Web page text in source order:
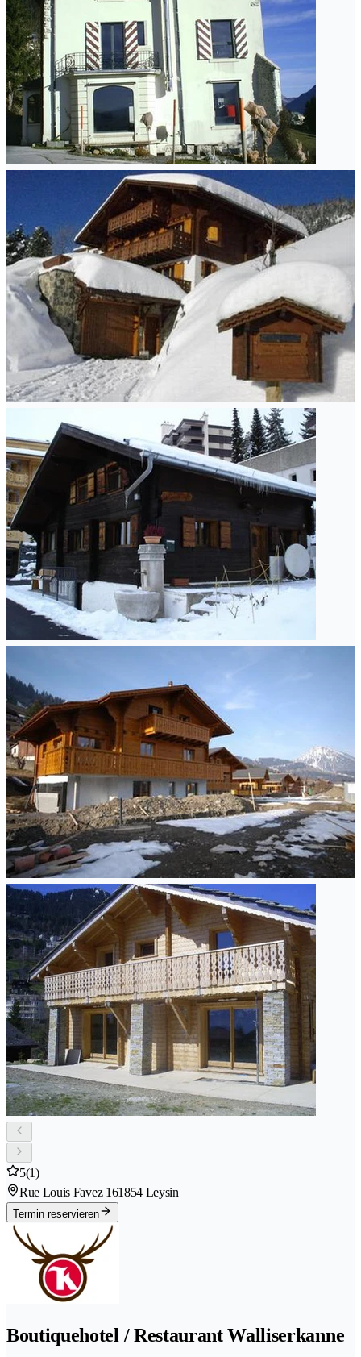
5(1)
Rue Louis Favez 161854 Leysin
Termin reservieren
Boutiquehotel / Restaurant Walliserkanne